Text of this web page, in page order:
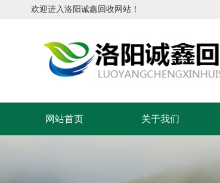
欢迎进入洛阳诚鑫回收网站！
网站首页 关于我们